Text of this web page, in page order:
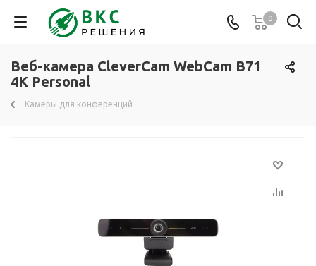
0
Веб-камера CleverCam WebCam B71
4K Personal
Камеры для конференций